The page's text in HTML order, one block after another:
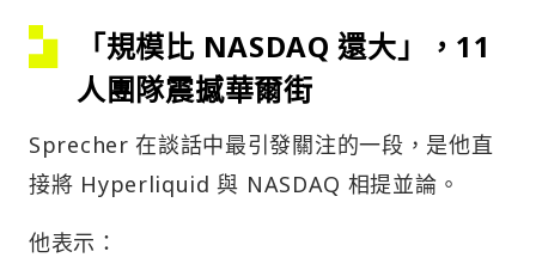
「規模比 NASDAQ 還大」，11
人團隊震撼華爾街
Sprecher 在談話中最引發關注的一段，是他直
接將 Hyperliquid 與 NASDAQ 相提並論。
他表示：